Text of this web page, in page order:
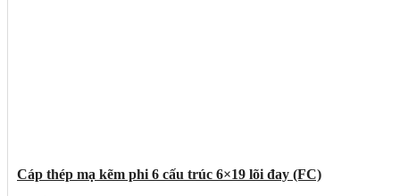
Cáp thép mạ kẽm phi 6 cấu trúc 6×19 lõi đay (FC)